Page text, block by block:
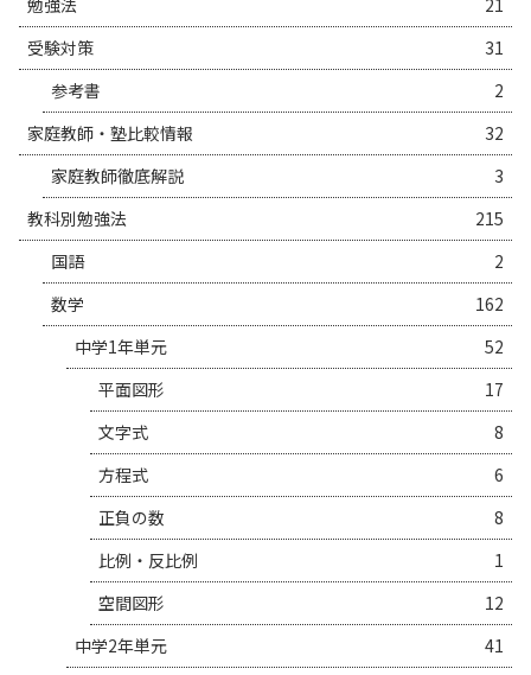
勉強法
21
受験対策
31
参考書
2
家庭教師・塾比較情報
32
家庭教師徹底解説
3
教科別勉強法
215
国語
2
数学
162
中学1年単元
52
平面図形
17
文字式
8
方程式
6
正負の数
8
比例・反比例
1
空間図形
12
中学2年単元
41